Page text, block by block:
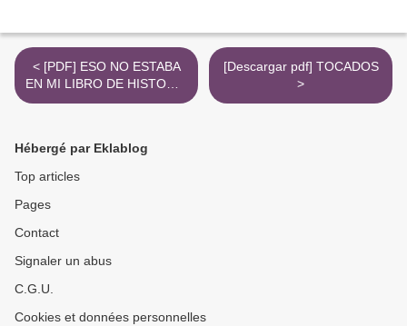
< [PDF] ESO NO ESTABA
EN MI LIBRO DE HISTORIA
DE LA MEDICINA
[Descargar pdf] TOCADOS
>
Hébergé par Eklablog
Top articles
Pages
Contact
Signaler un abus
C.G.U.
Cookies et données personnelles